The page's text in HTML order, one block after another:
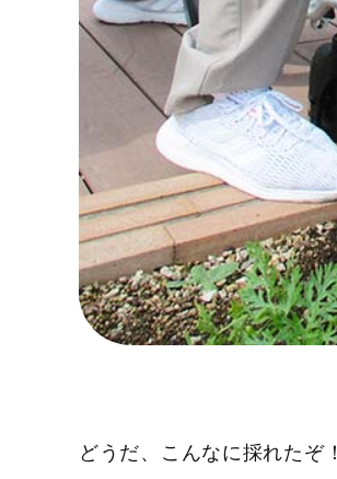
どうだ、こんなに採れたぞ！